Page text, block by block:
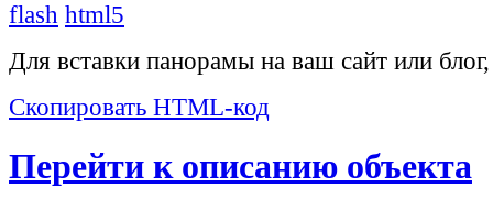
flash html5
Для вставки панорамы на ваш сайт или
Скопировать HTML-код
Перейти к описанию объекта